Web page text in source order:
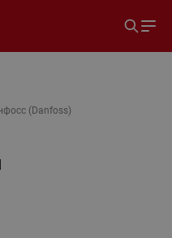
(Danfoss)